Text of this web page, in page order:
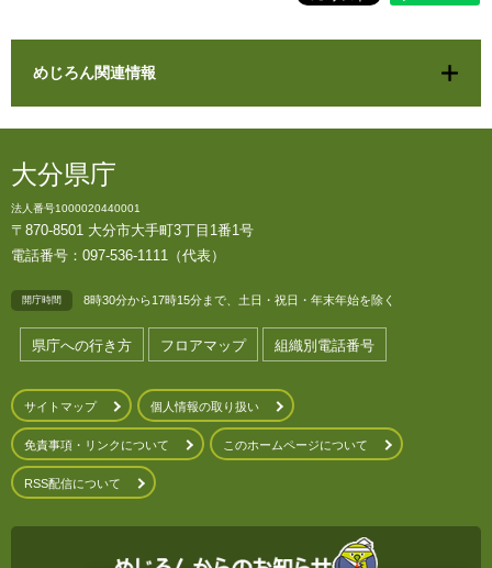
めじろん関連情報
大分県庁
法人番号1000020440001
〒870-8501 大分市大手町3丁目1番1号
電話番号：097-536-1111（代表）
開庁時間 8時30分から17時15分まで、土日・祝日・年末年始を除く
県庁への行き方 フロアマップ 組織別電話番号
サイトマップ 個人情報の取り扱い
免責事項・リンクについて このホームページについて
RSS配信について